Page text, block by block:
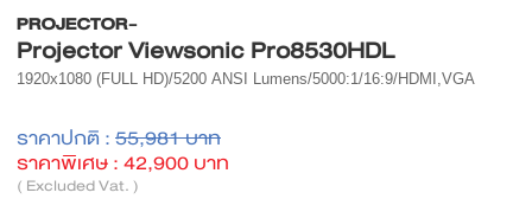
PROJECTOR-
Projector Viewsonic Pro8530HDL
1920x1080 (FULL HD)/5200 ANSI Lumens/5000:1/16:9/HDMI,VGA
ราคาปกติ : 55,981 บาท
ราคาพิเศษ : 42,900 บาท
( Excluded Vat. )